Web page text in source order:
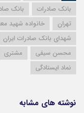
بانک صادرات
بانک
تهران
خانواده شهید
شهدای بانک صادرات ایران
محسن سیفی
مشتری
نماد ایستادگی
نوشته های مشابه